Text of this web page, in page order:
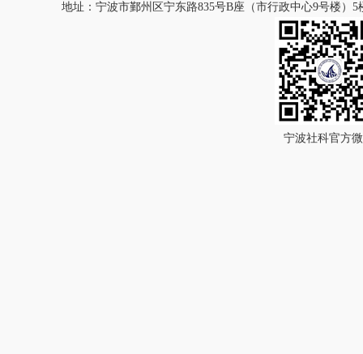
地址：宁波市鄞州区宁东路835号B座（市行政中心9号楼）5
宁波社科官方